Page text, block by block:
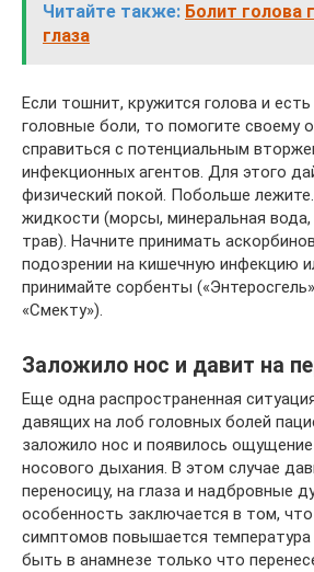
Читайте также: Болит голова
глаза
Если тошнит, кружится голова и
головные боли, то помогите своему
справиться с потенциальным
инфекционных агентов. Для этого
физический покой. Побольше
жидкости (морсы, минеральная
трав). Начните принимать
подозрении на кишечную инфекцию
принимайте сорбенты
«Смекту»).
Заложило нос и давит на
Еще одна распространенная
давящих на лоб головных болей
заложило нос и появилось
носового дыхания. В этом случае
переносицу, на глаза и надбровные
особенность заключается в том,
симптомов повышается
быть в анамнезе только что